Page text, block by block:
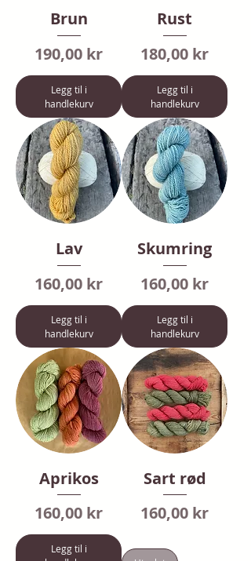
Brun
Pris
190,00 kr
Legg til i
handlekurv
Rust
Pris
180,00 kr
Legg til i
handlekurv
Lav
Pris
160,00 kr
Legg til i
handlekurv
Skumring
Pris
160,00 kr
Legg til i
handlekurv
Aprikos
Pris
160,00 kr
Legg til i
Sart rød
Pris
160,00 kr